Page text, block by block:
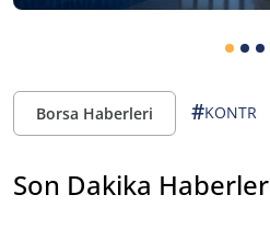
Borsa Haberleri #KONTR
Son Dakika Haberler